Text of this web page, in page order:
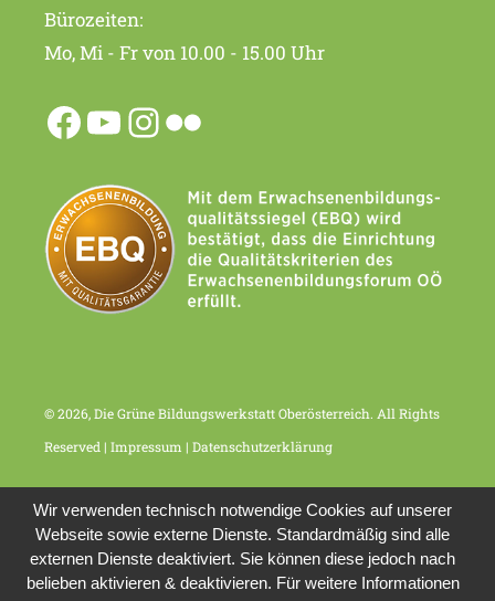
Bürozeiten:
Mo, Mi - Fr von 10.00 - 15.00 Uhr
© 2026, Die Grüne Bildungswerkstatt Oberösterreich. All Rights
Reserved |Impressum |Datenschutzerklärung
Wir verwenden technisch notwendige Cookies auf unserer
Webseite sowie externe Dienste. Standardmäßig sind alle
externen Dienste deaktiviert. Sie können diese jedoch nach
belieben aktivieren & deaktivieren. Für weitere Informationen